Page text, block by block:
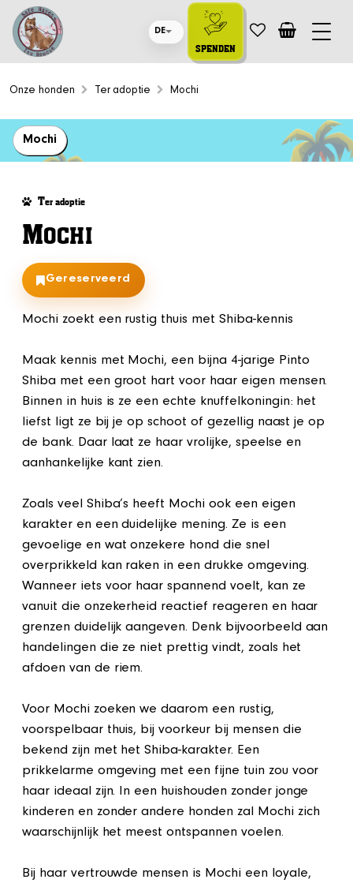
DE
SPENDEN
Onze honden Ter adoptie Mochi
Mochi
Ter adoptie
MOCHI
Gereserveerd
Mochi zoekt een rustig thuis met Shiba-kennis
Maak kennis met Mochi, een bijna 4-jarige Pinto
Shiba met een groot hart voor haar eigen mensen.
Binnen in huis is ze een echte knuffelkoningin: het
liefst ligt ze bij je op schoot of gezellig naast je op
de bank. Daar laat ze haar vrolijke, speelse en
aanhankelijke kant zien.
Zoals veel Shiba’s heeft Mochi ook een eigen
karakter en een duidelijke mening. Ze is een
gevoelige en wat onzekere hond die snel
overprikkeld kan raken in een drukke omgeving.
Wanneer iets voor haar spannend voelt, kan ze
vanuit die onzekerheid reactief reageren en haar
grenzen duidelijk aangeven. Denk bijvoorbeeld aan
handelingen die ze niet prettig vindt, zoals het
afdoen van de riem.
Voor Mochi zoeken we daarom een rustig,
voorspelbaar thuis, bij voorkeur bij mensen die
bekend zijn met het Shiba-karakter. Een
prikkelarme omgeving met een fijne tuin zou voor
haar ideaal zijn. In een huishouden zonder jonge
kinderen en zonder andere honden zal Mochi zich
waarschijnlijk het meest ontspannen voelen.
Bij haar vertrouwde mensen is Mochi een loyale,